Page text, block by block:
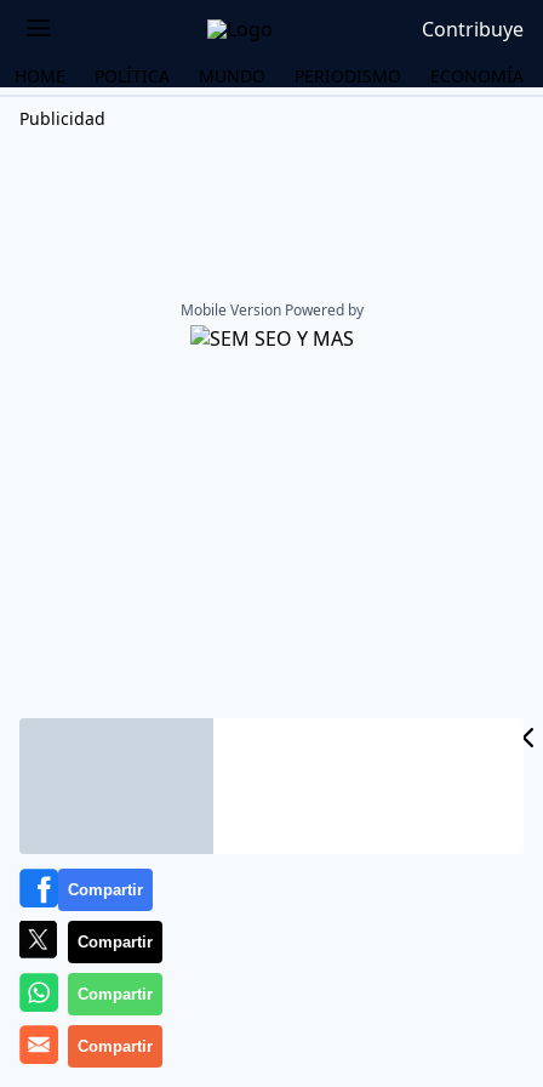
Contribuye
HOME POLÍTICA MUNDO PERIODISMO
ECONOMÍA
Publicidad
Mobile Version Powered by
Compartir
Compartir
Compartir
Compartir